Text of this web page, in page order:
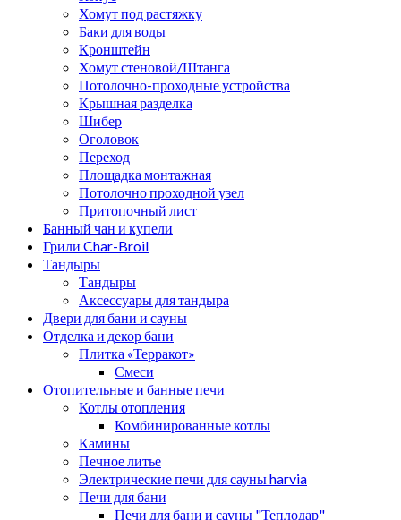
Хомут под растяжку
Баки для воды
Кронштейн
Хомут стеновой/Штанга
Потолочно-проходные устройства
Крышная разделка
Шибер
Оголовок
Переход
Площадка монтажная
Потолочно проходной узел
Притопочный лист
Банный чан и купели
Грили Char-Broil
Тандыры
Тандыры
Аксессуары для тандыра
Двери для бани и сауны
Отделка и декор бани
Плитка «Терракот»
Смеси
Отопительные и банные печи
Котлы отопления
Комбинированные котлы
Камины
Печное литье
Электрические печи для сауны harvia
Печи для бани
Печи для бани и сауны "Теплодар"